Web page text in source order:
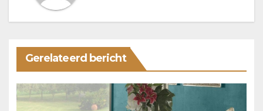
Gerelateerd bericht